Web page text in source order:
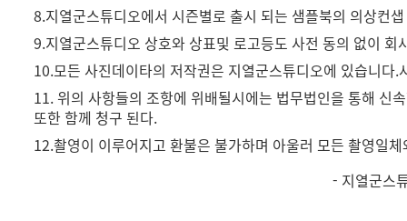
8.지열군스튜디오에서 시즌별로 출시 되는 샘플북의 의상컨
9.지열군스튜디오 상호와 상표및 로고등도 사전 동의 없이
10.모든 사진데이타의 저작권은 지열군스튜디오에 있습니다
11. 위의 사항들의 조항에 위배될시에는 법무법인을 통해 신
또한 함께 청구 된다.
12.촬영이 이루어지고 환불은 불가하며 아울러 모든 촬영일
- 지열군스